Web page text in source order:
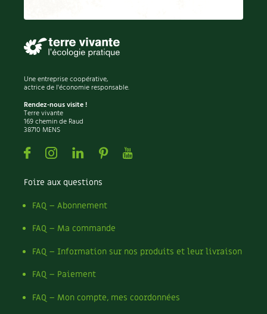
Habitat écologique
Matériaux écologiques
Énergie
Gestion de l’eau
Entretien de la maison
Décoration et petit bricolage
Les plantes et leurs vertus
Soins et cosmétiques au naturel
Trucs & astuces
Expés
Trocs & petites annonces
Appels à témoignage
Bonnes adresses
Liste des pépiniéristes
Mieux consommer
Une entreprise coopérative,
actrice de l'économie responsable.
Rendez-nous visite !
Terre vivante
169 chemin de Raud
38710 MENS
FacebookInstagramLinkedin
PinterestYoutube
Foire aux questions
FAQ – Abonnement
FAQ – Ma commande
FAQ – Information sur nos produits et leur livraison
FAQ – Paiement
FAQ – Mon compte, mes coordonnées